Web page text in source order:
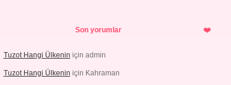
Son yorumlar
Tuzot Hangi Ülkenin için admin
Tuzot Hangi Ülkenin için Kahraman